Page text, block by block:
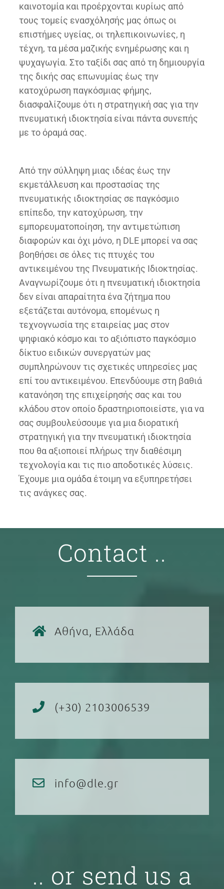
καινοτομία και προέρχονται κυρίως από
τους τομείς ενασχόλησής μας όπως οι
επιστήμες υγείας, οι τηλεπικοινωνίες, η
τέχνη, τα μέσα μαζικής ενημέρωσης και η
ψυχαγωγία. Στο ταξίδι σας από τη δημιουργία
της δικής σας επωνυμίας έως την
κατοχύρωση παγκόσμιας φήμης,
διασφαλίζουμε ότι η στρατηγική σας για την
πνευματική ιδιοκτησία είναι πάντα συνεπής
με το όραμά σας.
Από την σύλληψη μιας ιδέας έως την
εκμετάλλευση και προστασίας της
πνευματικής ιδιοκτησίας σε παγκόσμιο
επίπεδο, την κατοχύρωση, την
εμπορευματοποίηση, την αντιμετώπιση
διαφορών και όχι μόνο, η DLE μπορεί να σας
βοηθήσει σε όλες τις πτυχές του
αντικειμένου της Πνευματικής Ιδιοκτησίας.
Αναγνωρίζουμε ότι η πνευματική ιδιοκτησία
δεν είναι απαραίτητα ένα ζήτημα που
εξετάζεται αυτόνομα, επομένως η
τεχνογνωσία της εταιρείας μας στον
ψηφιακό κόσμο και το αξιόπιστο παγκόσμιο
δίκτυο ειδικών συνεργατών μας
συμπληρώνουν τις σχετικές υπηρεσίες μας
επί του αντικειμένου. Επενδύουμε στη βαθιά
κατανόηση της επιχείρησής σας και του
κλάδου στον οποίο δραστηριοποιείστε, για να
σας συμβουλεύσουμε για μια διορατική
στρατηγική για την πνευματική ιδιοκτησία
που θα αξιοποιεί πλήρως την διαθέσιμη
τεχνολογία και τις πιο αποδοτικές λύσεις.
Έχουμε μια ομάδα έτοιμη να εξυπηρετήσει
τις ανάγκες σας.
Contact ..
Αθήνα, Ελλάδα
(+30) 2103006539
info@dle.gr
.. or send us a